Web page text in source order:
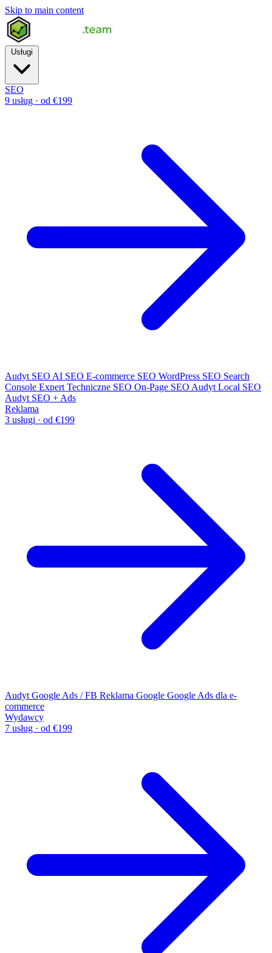
Skip to main content
SEO
9 usług · od €199
Audyt SEO AI SEO E-commerce SEO WordPress SEO Search
Console Expert Techniczne SEO On-Page SEO Audyt Local SEO
Audyt SEO + Ads
Reklama
3 usługi · od €199
Audyt Google Ads / FB Reklama Google Google Ads dla e-
commerce
Wydawcy
7 usług · od €199